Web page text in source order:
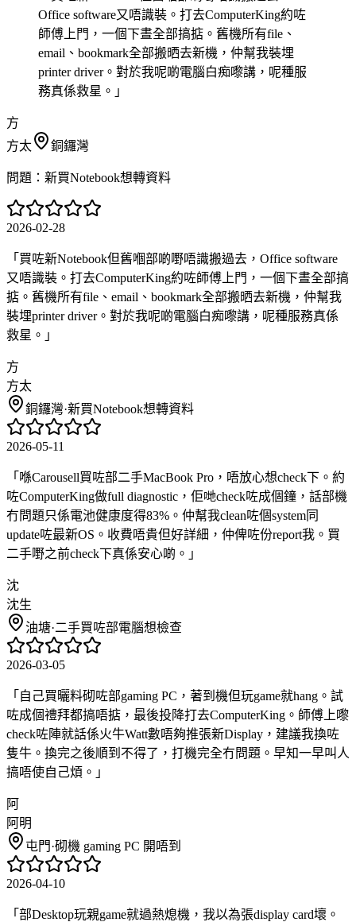
Office software又唔識裝。打去ComputerKing約咗
師傅上門，一個下晝全部搞掂。舊機所有file、
email、bookmark全部搬晒去新機，仲幫我裝埋
printer driver。對於我呢啲電腦白痴嚟講，呢種服
務真係救星。 」
方
方太
銅鑼灣
問題： 新買Notebook想轉資料
2026-02-28
「 買咗新Notebook但舊嗰部啲嘢唔識搬過去，Office software
又唔識裝。打去ComputerKing約咗師傅上門，一個下晝全部搞
掂。舊機所有file、email、bookmark全部搬晒去新機，仲幫我
裝埋printer driver。對於我呢啲電腦白痴嚟講，呢種服務真係
救星。 」
方
方太
銅鑼灣·新買Notebook想轉資料
2026-05-11
「 喺Carousell買咗部二手MacBook Pro，唔放心想check下。約
咗ComputerKing做full diagnostic，佢哋check咗成個鐘，話部機
冇問題只係電池健康度得83%。仲幫我clean咗個system同
update咗最新OS。收費唔貴但好詳細，仲俾咗份report我。買
二手嘢之前check下真係安心啲。 」
沈
沈生
油塘·二手買咗部電腦想檢查
2026-03-05
「 自己買曬料砌咗部gaming PC，著到機但玩game就hang。試
咗成個禮拜都搞唔掂，最後投降打去ComputerKing。師傅上嚟
check咗陣就話係火牛Watt數唔夠推張新Display，建議我換咗
隻牛。換完之後順到不得了，打機完全冇問題。早知一早叫人
搞唔使自己煩。 」
阿
阿明
屯門·砌機 gaming PC 開唔到
2026-04-10
「 部Desktop玩親game就過熱熄機，我以為張display card壞。